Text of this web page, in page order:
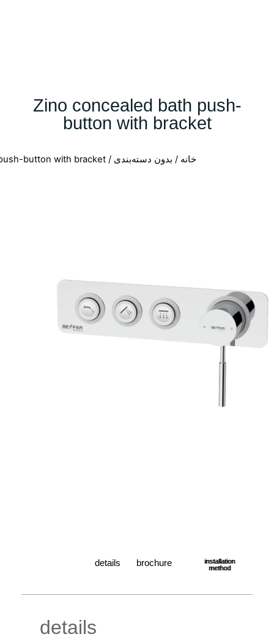
Zino concealed bath push-
button with bracket
خانه / بدون دسته‌بندی / Zino concealed bath push-button with bracket
installation
method
brochure
details
details